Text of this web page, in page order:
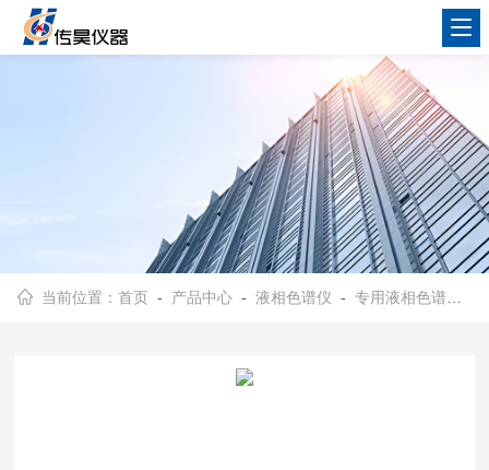
当前位置：首页 - 产品中心 -液相色谱仪 -专用液相色谱仪